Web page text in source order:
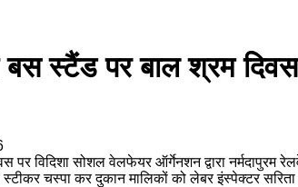
बस स्टैंड पर बाल श्रम
पर विदिशा सोशल वेलफेयर ऑर्गेनशन द्वारा
चस्पा कर दुकान मालिकों को लेबर इंस्पेक्टर सरिता